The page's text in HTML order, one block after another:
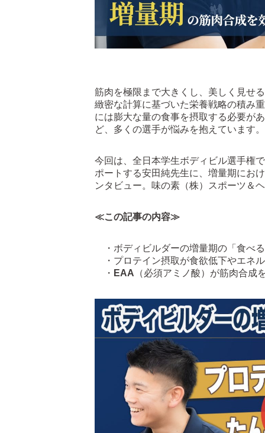
筋肉を極限まで大きくし、美しく見せ
緻密な計算に基づいた栄養戦略の積み
には膨大な量の食事を摂取する必要が
ど、多くの選手が悩みを抱えています。
今回は、全日本学生ボディビル選手権
ポートする安田純先生に、増量期にお
ンタビュー。味の素（株）スポーツ＆
≪この記事の内容≫
・ボディビルダーの増量期の「食べ
・プロテイン摂取が食欲低下やエネ
・ EAA （必須アミノ酸）が筋肉合成